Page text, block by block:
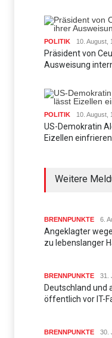
POLITIK 10. August,
Präsident von
Ausweisung
POLITIK 10. August,
US-Demokratin
Eizellen einfrieren
Weitere
BRENNPUNKTE 6.
Angeklagter
zu lebenslanger
BRENNPUNKTE 31.
Deutschland und
öffentlich vor IT-
BRENNPUNKTE 30.